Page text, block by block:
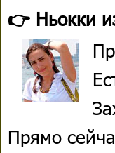
👉 Ньокки
Прямо